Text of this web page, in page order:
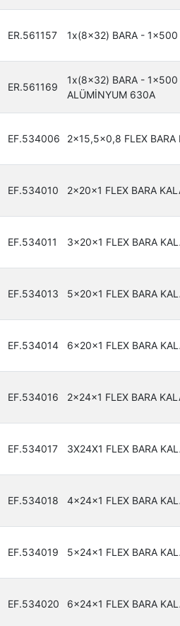
ER.561157 1x(8x32) BARA - 1x500
ER.561169
1x(8x32) BARA - 1x500
ALÜMİNYUM 630A
EF.534006 2x15,5x0,8 FLEX BARA
EF.534010 2x20x1 FLEX BARA
EF.534011 3x20x1 FLEX BARA
EF.534013 5x20x1 FLEX BARA
EF.534014 6x20x1 FLEX BARA
EF.534016 2x24x1 FLEX BARA
EF.534017 3X24X1 FLEX BARA
EF.534018 4x24x1 FLEX BARA
EF.534019 5x24x1 FLEX BARA
EF.534020 6x24x1 FLEX BARA